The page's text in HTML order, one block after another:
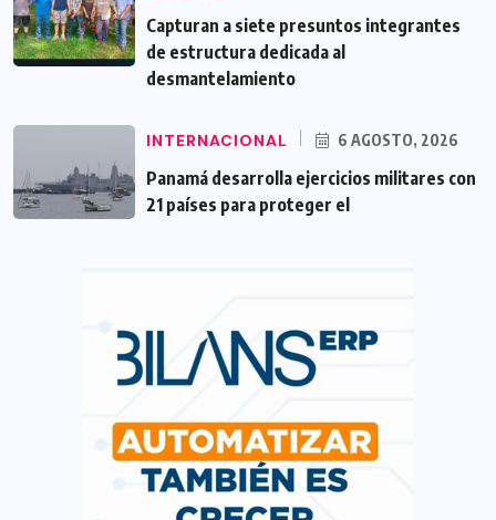
Capturan a siete presuntos integrantes
de estructura dedicada al
desmantelamiento
INTERNACIONAL 6 AGOSTO, 2026
Panamá desarrolla ejercicios militares con
21 países para proteger el